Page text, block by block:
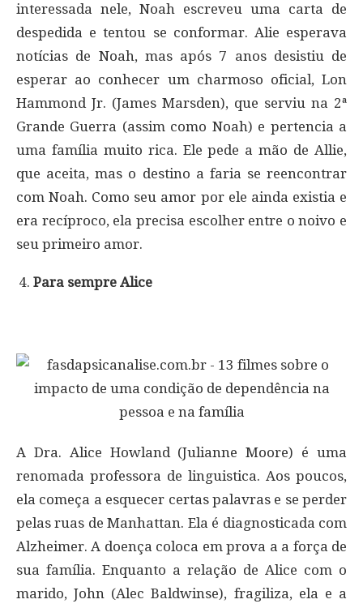
interessada nele, Noah escreveu uma carta de
despedida e tentou se conformar. Alie esperava
notícias de Noah, mas após 7 anos desistiu de
esperar ao conhecer um charmoso oficial, Lon
Hammond Jr. (James Marsden), que serviu na 2ª
Grande Guerra (assim como Noah) e pertencia a
uma família muito rica. Ele pede a mão de Allie,
que aceita, mas o destino a faria se reencontrar
com Noah. Como seu amor por ele ainda existia e
era recíproco, ela precisa escolher entre o noivo e
seu primeiro amor.
Para sempre Alice
A Dra. Alice Howland (Julianne Moore) é uma
renomada professora de linguistica. Aos poucos,
ela começa a esquecer certas palavras e se perder
pelas ruas de Manhattan. Ela é diagnosticada com
Alzheimer. A doença coloca em prova a a força de
sua família. Enquanto a relação de Alice com o
marido, John (Alec Baldwinse), fragiliza, ela e a